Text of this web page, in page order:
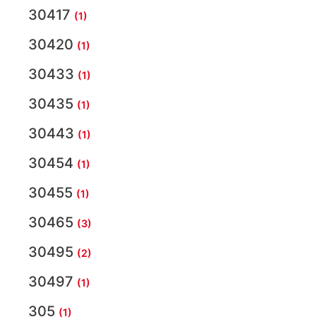
30417 (1)
30420 (1)
30433 (1)
30435 (1)
30443 (1)
30454 (1)
30455 (1)
30465 (3)
30495 (2)
30497 (1)
305 (1)